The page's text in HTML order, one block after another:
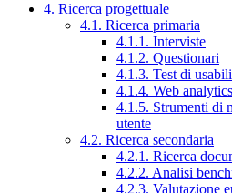
4. Ricerca progettuale
4.1. Ricerca primaria
4.1.1. Interviste
4.1.2. Questionari
4.1.3. Test di
4.1.4. Web analytics
4.1.5. Strumenti di
utente
4.2. Ricerca secondaria
4.2.1. Ricerca
4.2.2. Analisi
4.2.3. Valutazione